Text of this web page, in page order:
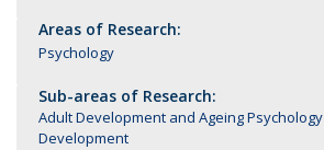
Areas of Research:
Psychology
Sub-areas of Research:
Adult Development and Ageing Psychology
Development